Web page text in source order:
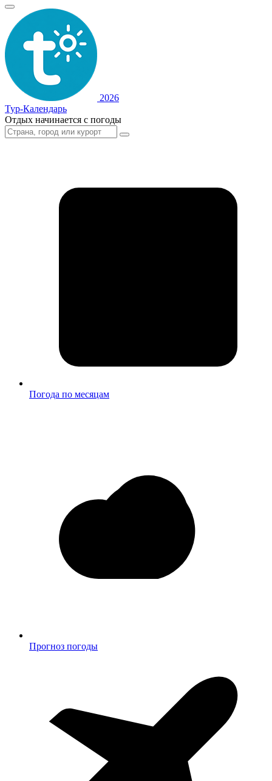
2026
Тур-Календарь
Отдых начинается с погоды
Погода по месяцам
Прогноз погоды